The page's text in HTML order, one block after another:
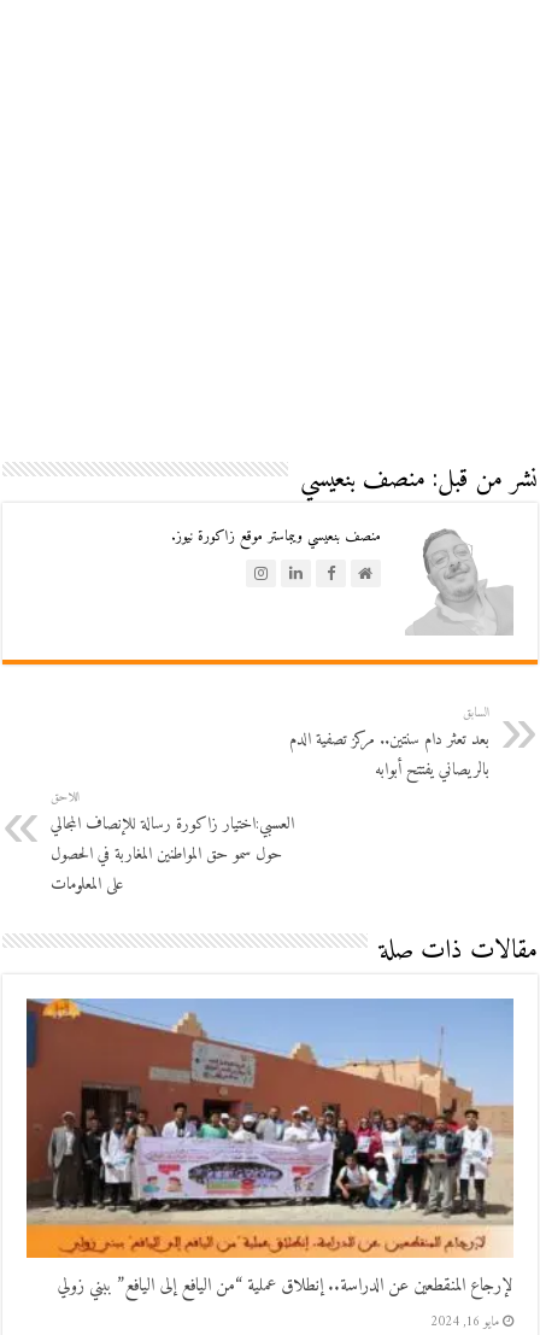
نشر من قبل: منصف بنعيسي
منصف بنعيسي ويبماستر موقع زاكورة نيوز.
السابق
بعد تعثر دام سنتين.. مركز تصفية الدم
بالريصاني يفتتح أبوابه
اللاحق
العسبي:اختيار زاكورة رسالة للإنصاف المجالي
حول سمو حق المواطنين المغاربة في الحصول
على المعلومات
مقالات ذات صلة
لإرجاع المنقطعين عن الدراسة.. إنطلاق عملية “من اليافع إلى اليافع” ببني زولي
مايو 16, 2024